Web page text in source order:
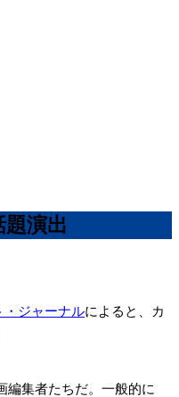
演出
・ジャーナルによると、カ
編集者たちだ。一般的に